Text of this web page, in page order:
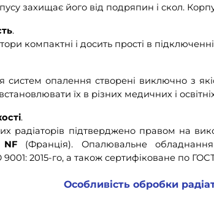
захищає його від подряпин і скол.
.
компактні і досить прості в
систем опалення створені виключно з
їх в різних медичних і
.
радіаторів підтверджено правом на
NF(Франція). Опалювальне
9001: 2015-го, а також сертифіковане по
Особливість обробки